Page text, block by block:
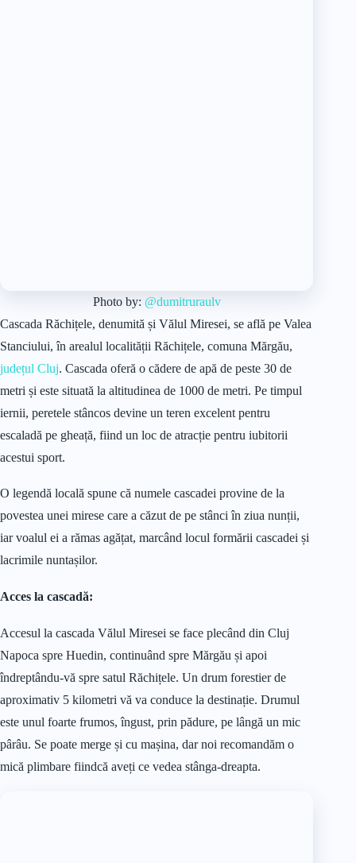
Photo by: @dumitruraulv
Cascada Răchițele, denumită și Vălul Miresei, se află pe Valea
Stanciului, în arealul localității Răchițele, comuna Mărgău,
județul Cluj. Cascada oferă o cădere de apă de peste 30 de
metri și este situată la altitudinea de 1000 de metri. Pe timpul
iernii, peretele stâncos devine un teren excelent pentru
escaladă pe gheață, fiind un loc de atracție pentru iubitorii
acestui sport.
O legendă locală spune că numele cascadei provine de la
povestea unei mirese care a căzut de pe stânci în ziua nunții,
iar voalul ei a rămas agățat, marcând locul formării cascadei și
lacrimile nuntașilor.
Acces la cascadă:
Accesul la cascada Vălul Miresei se face plecând din Cluj
Napoca spre Huedin, continuând spre Mărgău și apoi
îndreptându-vă spre satul Răchițele. Un drum forestier de
aproximativ 5 kilometri vă va conduce la destinație. Drumul
este unul foarte frumos, îngust, prin pădure, pe lângă un mic
pârâu. Se poate merge și cu mașina, dar noi recomandăm o
mică plimbare fiindcă aveți ce vedea stânga-dreapta.